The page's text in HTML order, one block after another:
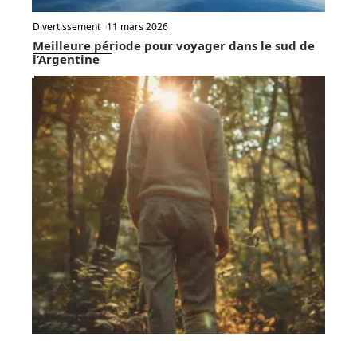
Divertissement 11 mars 2026
Meilleure période pour voyager dans le sud de
l’Argentine